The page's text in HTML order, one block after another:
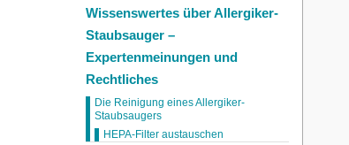
Wissenswertes über Allergiker-
Staubsauger –
Expertenmeinungen und
Rechtliches
Die Reinigung eines Allergiker-
Staubsaugers
HEPA-Filter austauschen